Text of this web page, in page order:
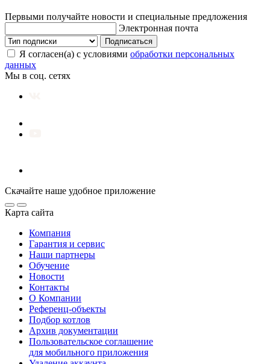
Первыми получайте новости и специальные предложения
Электронная почта
Подписаться
Я согласен(а) с условиями обработки персональных
данных
Мы в соц. сетях
Скачайте наше удобное приложение
Карта сайта
Компания
Гарантия и сервис
Наши партнеры
Обучение
Новости
Контакты
О Компании
Референц-объекты
Подбор котлов
Архив документации
Пользовательское соглашение
для мобильного приложения